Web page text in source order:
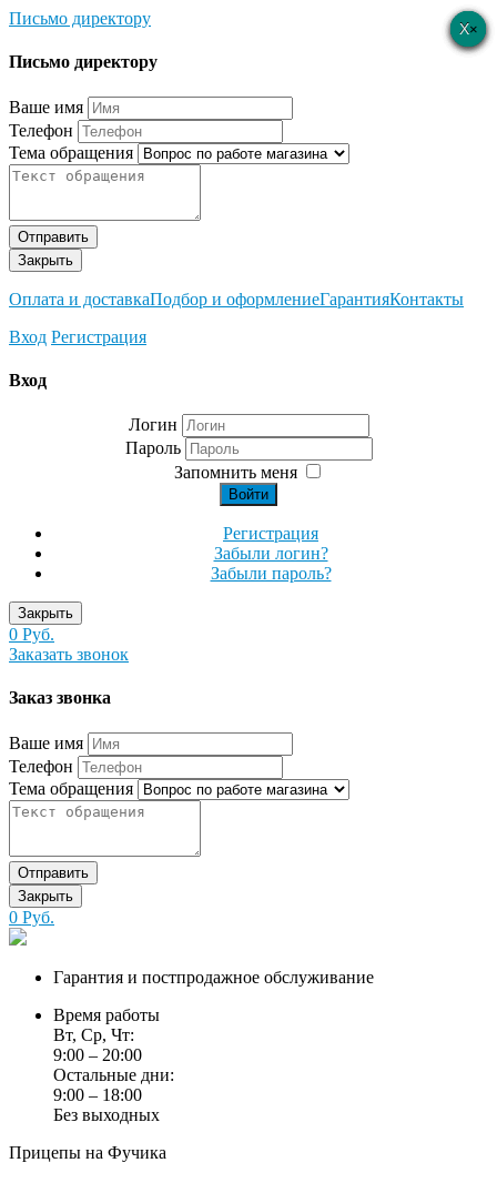
Письмо директору
×
Письмо директору
Ваше имя
Телефон
Тема обращения
Отправить
Закрыть
Оплата и доставкаПодбор и оформлениеГарантияКонтакты
Вход Регистрация
×
Вход
Логин
Пароль
Запомнить меня
Войти
Регистрация
Забыли логин?
Забыли пароль?
Закрыть
0 Руб.
Заказать звонок
×
Заказ звонка
Ваше имя
Телефон
Тема обращения
Отправить
Закрыть
0 Руб.
Гарантия и постпродажное обслуживание
Время работы
Вт, Ср, Чт:
9:00 – 20:00
Остальные дни:
9:00 – 18:00
Без выходных
Прицепы на Фучика
×
×